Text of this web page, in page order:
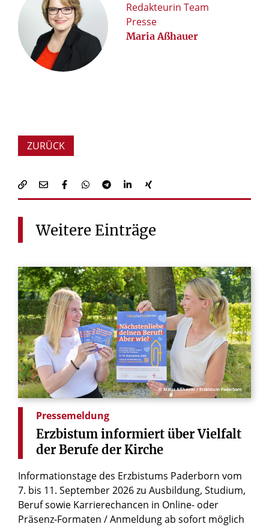
Redakteurin Team
Presse
Maria Aßhauer
ZURÜCK
Weitere Einträge
© Maria Aßhauer / Erzbistum Paderborn
Pressemeldung
Erzbistum informiert über Vielfalt
der Berufe der Kirche
Informationstage des Erzbistums Paderborn vom
7. bis 11. September 2026 zu Ausbildung, Studium,
Beruf sowie Karrierechancen in Online- oder
Präsenz-Formaten / Anmeldung ab sofort möglich